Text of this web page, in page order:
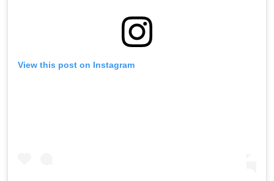
View this post on Instagram